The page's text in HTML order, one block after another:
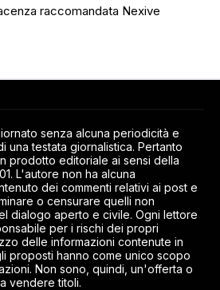
raccomandata Nexive
senza alcuna periodicità e
una testata giornalistica. Pertanto
prodotto editoriale ai sensi della
L'autore non ha alcuna
dei commenti relativi ai post e
o censurare quelli non
dialogo aperto e civile. Ogni lettore
per i rischi dei propri
delle informazioni contenute in
proposti hanno come unico scopo
Non sono, quindi, un'offerta o
vendere titoli.